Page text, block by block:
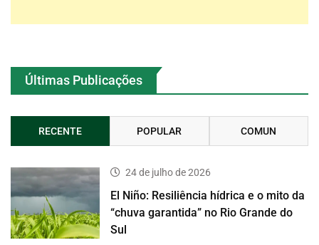
Últimas Publicações
RECENTE POPULAR COMUN
24 de julho de 2026
El Niño: Resiliência hídrica e o mito da
“chuva garantida” no Rio Grande do
Sul